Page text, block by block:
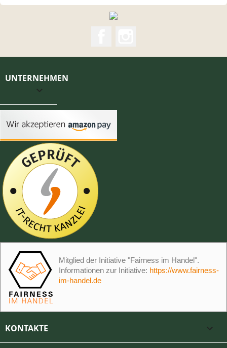
UNTERNEHMEN

Mitglied der Initiative "Fairness im Handel".
Informationen zur Initiative: https://www.fairness-
im-handel.de
KONTAKTE 